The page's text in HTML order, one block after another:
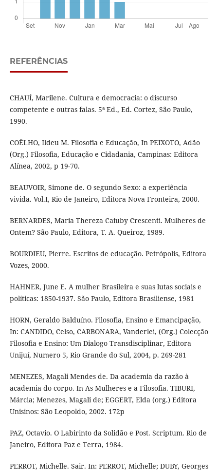
REFERÊNCIAS
CHAUÍ, Marilene. Cultura e democracia: o discurso
competente e outras falas. 5ª Ed., Ed. Cortez, São Paulo,
1990.
COÊLHO, Ildeu M. Filosofia e Educação, In PEIXOTO, Adão
(Org.) Filosofia, Educação e Cidadania, Campinas: Editora
Alínea, 2002, p 19-70.
BEAUVOIR, Simone de. O segundo Sexo: a experiência
vivida. Vol.I, Rio de Janeiro, Editora Nova Fronteira, 2000.
BERNARDES, Maria Thereza Caiuby Crescenti. Mulheres de
Ontem? São Paulo, Editora, T. A. Queiroz, 1989.
BOURDIEU, Pierre. Escritos de educação. Petrópolis, Editora
Vozes, 2000.
HAHNER, June E. A mulher Brasileira e suas lutas sociais e
políticas: 1850-1937. São Paulo, Editora Brasiliense, 1981
HORN, Geraldo Balduíno. Filosofia, Ensino e Emancipação,
In: CANDIDO, Celso, CARBONARA, Vanderlei, (Org.) Colecção
Filosofia e Ensino: Um Dialogo Transdisciplinar, Editora
Unijuí, Numero 5, Rio Grande do Sul, 2004, p. 269-281
MENEZES, Magali Mendes de. Da academia da razão à
academia do corpo. In As Mulheres e a Filosofia. TIBURI,
Márcia; Menezes, Magali de; EGGERT, Elda (org.) Editora
Unisinos: São Leopoldo, 2002. 172p
PAZ, Octavio. O Labirinto da Solidão e Post. Scriptum. Rio de
Janeiro, Editora Paz e Terra, 1984.
PERROT, Michelle. Sair. In: PERROT, Michelle; DUBY, Georges